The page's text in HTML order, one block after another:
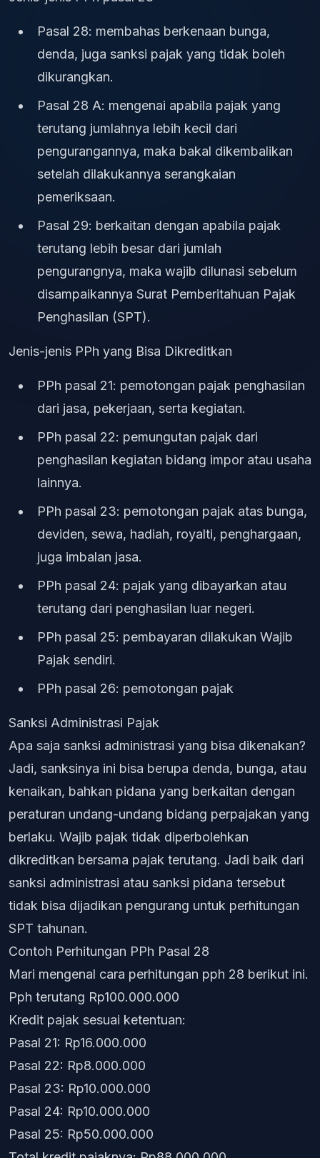
Pasal 28: membahas berkenaan bunga,
denda, juga sanksi pajak yang tidak boleh
dikurangkan.
Pasal 28 A: mengenai apabila pajak yang
terutang jumlahnya lebih kecil dari
pengurangannya, maka bakal dikembalikan
setelah dilakukannya serangkaian
pemeriksaan.
Pasal 29: berkaitan dengan apabila pajak
terutang lebih besar dari jumlah
pengurangnya, maka wajib dilunasi sebelum
disampaikannya Surat Pemberitahuan Pajak
Penghasilan (SPT).
Jenis-jenis PPh yang Bisa Dikreditkan
PPh pasal 21: pemotongan pajak penghasilan
dari jasa, pekerjaan, serta kegiatan.
PPh pasal 22: pemungutan pajak dari
penghasilan kegiatan bidang impor atau usaha
lainnya.
PPh pasal 23: pemotongan pajak atas bunga,
deviden, sewa, hadiah, royalti, penghargaan,
juga imbalan jasa.
PPh pasal 24: pajak yang dibayarkan atau
terutang dari penghasilan luar negeri.
PPh pasal 25: pembayaran dilakukan Wajib
Pajak sendiri.
PPh pasal 26: pemotongan pajak
Sanksi Administrasi Pajak
Apa saja sanksi administrasi yang bisa dikenakan?
Jadi, sanksinya ini bisa berupa denda, bunga, atau
kenaikan, bahkan pidana yang berkaitan dengan
peraturan undang-undang bidang perpajakan yang
berlaku. Wajib pajak tidak diperbolehkan
dikreditkan bersama pajak terutang. Jadi baik dari
sanksi administrasi atau sanksi pidana tersebut
tidak bisa dijadikan pengurang untuk perhitungan
SPT tahunan.
Contoh Perhitungan PPh Pasal 28
Mari mengenal cara perhitungan pph 28 berikut ini.
Pph terutang Rp100.000.000
Kredit pajak sesuai ketentuan:
Pasal 21: Rp16.000.000
Pasal 22: Rp8.000.000
Pasal 23: Rp10.000.000
Pasal 24: Rp10.000.000
Pasal 25: Rp50.000.000